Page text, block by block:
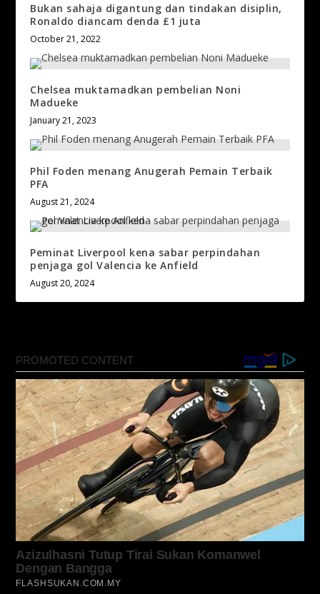
Bukan sahaja digantung dan tindakan disiplin,
Ronaldo diancam denda £1 juta
October 21, 2022
Chelsea muktamadkan pembelian Noni
Madueke
January 21, 2023
Phil Foden menang Anugerah Pemain Terbaik
PFA
August 21, 2024
Peminat Liverpool kena sabar perpindahan
penjaga gol Valencia ke Anfield
August 20, 2024